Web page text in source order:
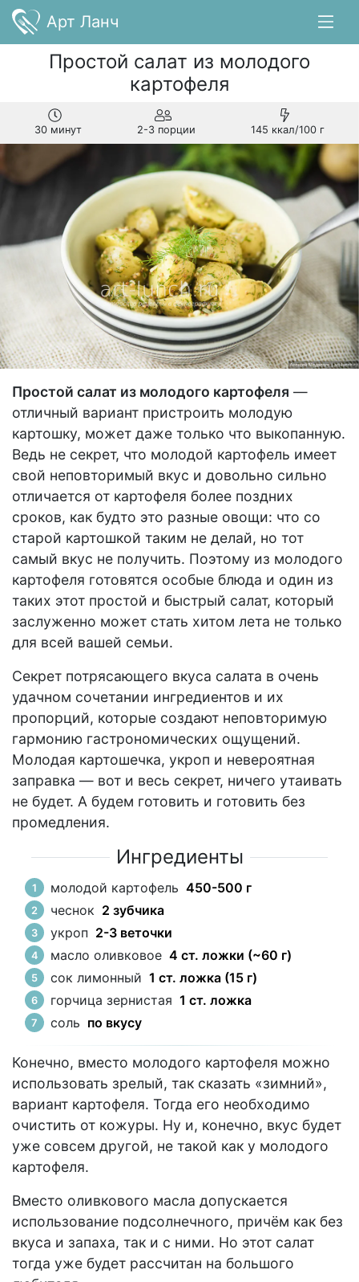
Арт Ланч
Простой салат из молодого
картофеля
30 минут 2-3 порции 145 ккал/100 г
Простой салат из молодого картофеля —
отличный вариант пристроить молодую
картошку, может даже только что выкопанную.
Ведь не секрет, что молодой картофель имеет
свой неповторимый вкус и довольно сильно
отличается от картофеля более поздних
сроков, как будто это разные овощи: что со
старой картошкой таким не делай, но тот
самый вкус не получить. Поэтому из молодого
картофеля готовятся особые блюда и один из
таких этот простой и быстрый салат, который
заслуженно может стать хитом лета не только
для всей вашей семьи.
Секрет потрясающего вкуса салата в очень
удачном сочетании ингредиентов и их
пропорций, которые создают неповторимую
гармонию гастрономических ощущений.
Молодая картошечка, укроп и невероятная
заправка — вот и весь секрет, ничего утаивать
не будет. А будем готовить и готовить без
промедления.
Ингредиенты
молодой картофель 450-500 г
чеснок 2 зубчика
укроп 2-3 веточки
масло оливковое 4 ст. ложки (~60 г)
сок лимонный 1 ст. ложка (15 г)
горчица зернистая 1 ст. ложка
соль по вкусу
Конечно, вместо молодого картофеля можно
использовать зрелый, так сказать «зимний»,
вариант картофеля. Тогда его необходимо
очистить от кожуры. Ну и, конечно, вкус будет
уже совсем другой, не такой как у молодого
картофеля.
Вместо оливкового масла допускается
использование подсолнечного, причём как без
вкуса и запаха, так и с ними. Но этот салат
тогда уже будет рассчитан на большого